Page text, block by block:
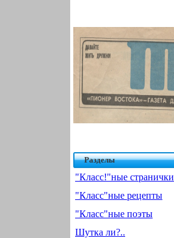
Разделы
"Класс!"ные странички
"Класс"ные рецепты
"Класс"ные поэты
Шутка ли?..